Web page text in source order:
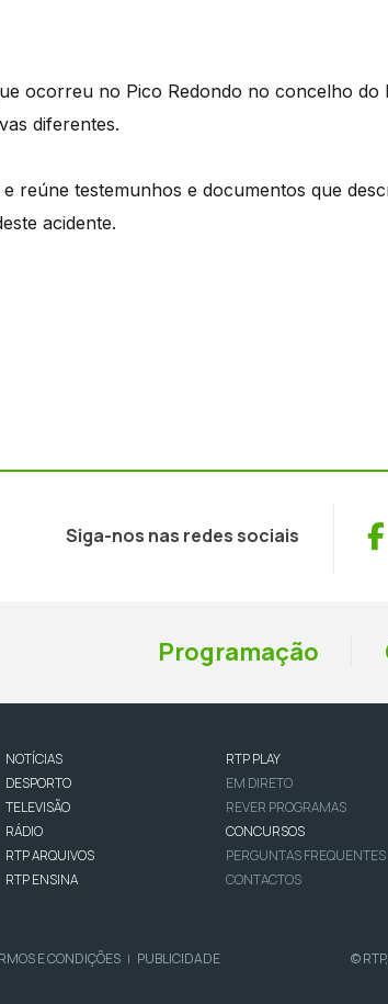
ocorreu no Pico Redondo no concelho do
diferentes.
reúne testemunhos e documentos que
acidente.
Siga-nos nas redes sociais
Programação
NOTÍCIAS
DESPORTO
TELEVISÃO
RÁDIO
RTP ARQUIVOS
RTP ENSINA
RTP PLAY
EM DIRETO
REVER PROGRAMAS
CONCURSOS
PERGUNTAS FREQUENTES
CONTACTOS
E CONDIÇÕES | PUBLICIDADE ©